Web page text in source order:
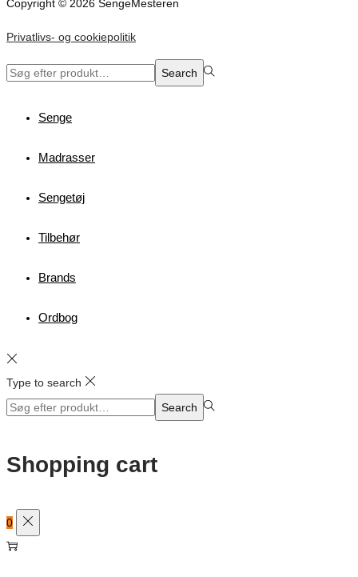
Copyright © 2026 SengeMesteren
Privatlivs- og cookiepolitik
Search
Search
Senge
Madrasser
Sengetøj
Tilbehør
Brands
Ordbog
Type to search
Search
Search
Shopping cart
0